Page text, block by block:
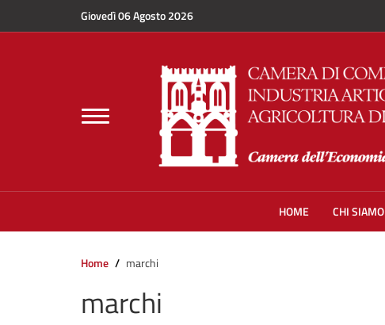
Salta al contenuto principaleGiovedì 06 Agosto 2026
Toggle
navigation
HOME CHI SIAMO
Home marchi
marchi